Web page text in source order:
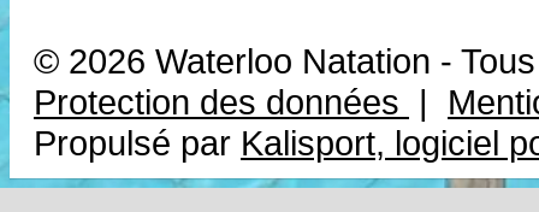
© 2026 Waterloo Natation -
Protection des données |
Propulsé par Kalisport, logiciel